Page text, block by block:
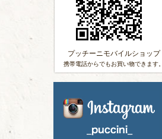
プッチーニモバイルショップ
携帯電話からでもお買い物できます。